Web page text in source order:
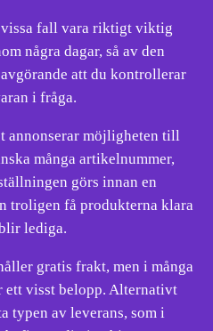
vissa fall vara riktigt viktig
några dagar, så av den
att du kontrollerar
i fråga.
annonserar möjligheten till
många artikelnummer,
görs innan en
troligen få produkterna klara
lediga.
gratis frakt, men i många
ett visst belopp. Alternativt
typen av leverans, som i